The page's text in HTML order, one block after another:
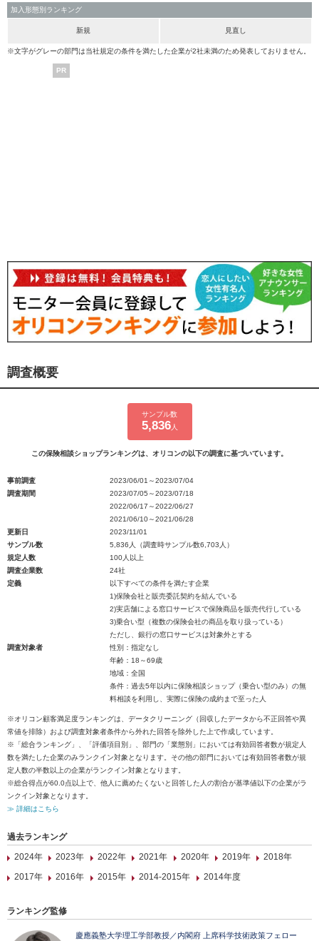
加入形態別ランキング
新規 見直し
※文字がグレーの部門は当社規定の条件を満たした企業が2社未満のため発表しておりません。
PR
調査概要
サンプル数
5,836人
この保険相談ショップランキングは、オリコンの以下の調査に基づいています。
事前調査
2023/06/01～2023/07/04
調査期間
2023/07/05～2023/07/18
2022/06/17～2022/06/27
2021/06/10～2021/06/28
更新日
2023/11/01
サンプル数
5,836人（調査時サンプル数6,703人）
規定人数
100人以上
調査企業数
24社
定義
以下すべての条件を満たす企業
1)保険会社と販売委託契約を結んでいる
2)実店舗による窓口サービスで保険商品を販売代行している
3)乗合い型（複数の保険会社の商品を取り扱っている）
ただし、銀行の窓口サービスは対象外とする
調査対象者
性別：指定なし
年齢：18～69歳
地域：全国
条件：過去5年以内に保険相談ショップ（乗合い型のみ）の無
料相談を利用し、実際に保険の成約まで至った人
※オリコン顧客満足度ランキングは、データクリーニング（回収したデータから不正回答や異
常値を排除）および調査対象者条件から外れた回答を除外した上で作成しています。
※「総合ランキング」、「評価項目別」、部門の「業態別」においては有効回答者数が規定人
数を満たした企業のみランクイン対象となります。その他の部門においては有効回答者数が規
定人数の半数以上の企業がランクイン対象となります。
※総合得点が60.0点以上で、他人に薦めたくないと回答した人の割合が基準値以下の企業がラ
ンクイン対象となります。
≫ 詳細はこちら
過去ランキング
2024年
2023年 2022年 2021年 2020年 2019年
2018年
2017年
2016年 2015年 2014-2015年 2014年度
ランキング監修
慶應義塾大学理工学部教授／内閣府 上席科学技術政策フェロー